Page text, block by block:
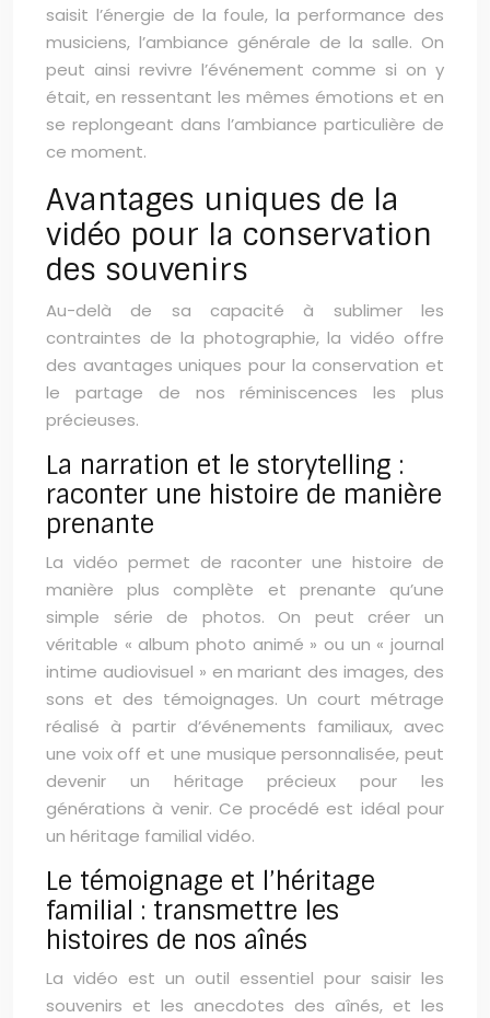
saisit l’énergie de la foule, la performance des
musiciens, l’ambiance générale de la salle. On
peut ainsi revivre l’événement comme si on y
était, en ressentant les mêmes émotions et en
se replongeant dans l’ambiance particulière de
ce moment.
Avantages uniques de la
vidéo pour la conservation
des souvenirs
Au-delà de sa capacité à sublimer les
contraintes de la photographie, la vidéo offre
des avantages uniques pour la conservation et
le partage de nos réminiscences les plus
précieuses.
La narration et le storytelling :
raconter une histoire de manière
prenante
La vidéo permet de raconter une histoire de
manière plus complète et prenante qu’une
simple série de photos. On peut créer un
véritable « album photo animé » ou un « journal
intime audiovisuel » en mariant des images, des
sons et des témoignages. Un court métrage
réalisé à partir d’événements familiaux, avec
une voix off et une musique personnalisée, peut
devenir un héritage précieux pour les
générations à venir. Ce procédé est idéal pour
un héritage familial vidéo.
Le témoignage et l’héritage
familial : transmettre les
histoires de nos aînés
La vidéo est un outil essentiel pour saisir les
souvenirs et les anecdotes des aînés, et les